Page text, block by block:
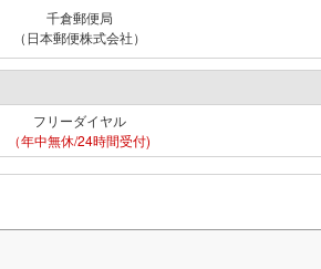
千倉郵便局
（日本郵便株式会社）
フリーダイヤル
（年中無休/24時間受付)